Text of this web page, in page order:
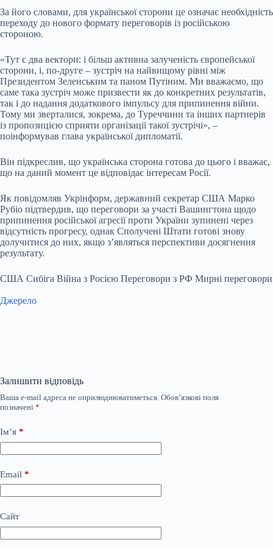
За його словами, для української сторони це означає необхідність
переходу до нового формату переговорів із російською
стороною.
«Тут є два вектори: і більш активна залученість європейської
сторони, і, по-друге – зустріч на найвищому рівні між
Президентом Зеленським та паном Путіним. Ми вважаємо, що
саме така зустріч може призвести як до конкретних результатів,
так і до надання додаткового імпульсу для припинення війни.
Тому ми зверталися, зокрема, до Туреччини та інших партнерів
із пропозицією сприяти організації такої зустрічі», –
поінформував глава української дипломатії.
Він підкреслив, що українська сторона готова до цього і вважає,
що на даний момент це відповідає інтересам Росії.
Як повідомляв Укрінформ, державний секретар США Марко
Рубіо підтвердив, що переговори за участі Вашингтона щодо
припинення російської агресії проти України зупинені через
відсутність прогресу, однак Сполучені Штати готові знову
долучитися до них, якщо з’являться перспективи досягнення
результату.
США Сибіга Війна з Росією Переговори з РФ Мирні переговори
Джерело
Залишити відповідь
Ваша e-mail адреса не оприлюднюватиметься. Обов’язкові поля
позначені *
Ім’я *
Email *
Сайт